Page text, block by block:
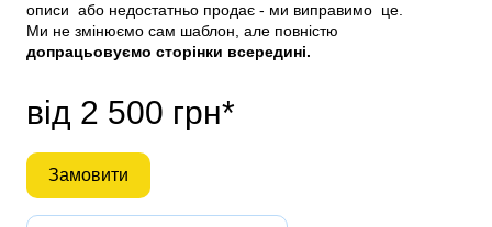
описи або недостатньо продає - ми виправимо це.
Ми не змінюємо сам шаблон, але повністю
допрацьовуємо сторінки всередині.
від 2 500 грн*
Замовити